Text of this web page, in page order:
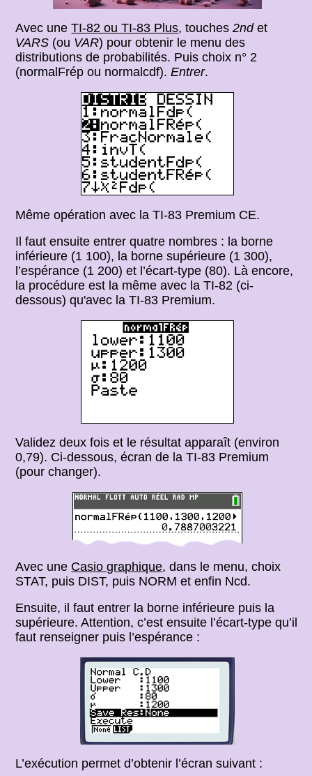
Avec uneTI-82 ou TI-83 Plus, touches2ndet
VARS (ou VAR) pour obtenir le menu des
distributions de probabilités. Puis choix n° 2
(normalFrép ou normalcdf).Entrer.
Même opération avec la TI-83 Premium CE.
Il faut ensuite entrer quatre nombres : la borne
inférieure (1 100), la borne supérieure (1 300),
l’espérance (1 200) et l’écart-type (80). Là encore,
la procédure est la même avec la TI-82 (ci-
dessous) qu'avec la TI-83 Premium.
Validez deux fois et le résultat apparaît (environ
0,79). Ci-dessous, écran de la TI-83 Premium
(pour changer).
Avec une Casio graphique, dans le menu, choix
STAT, puis DIST, puis NORM et enfin Ncd.
Ensuite, il faut entrer la borne inférieure puis la
supérieure. Attention, c’est ensuite l’écart-type qu’il
faut renseigner puis l’espérance :
L’exécution permet d’obtenir l’écran suivant :